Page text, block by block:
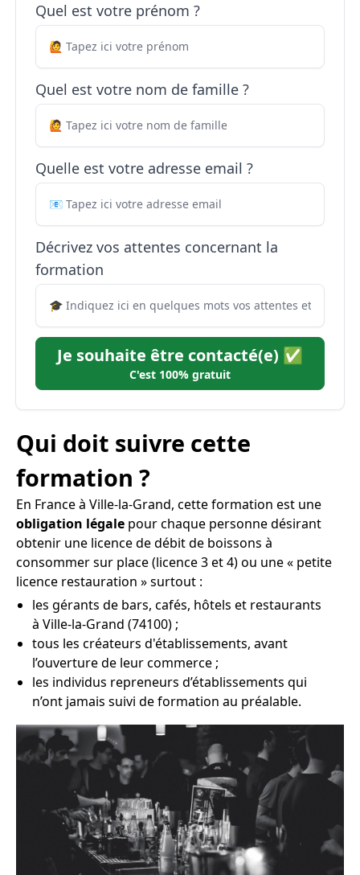
Quel est votre prénom ?
Quel est votre nom de famille ?
Quelle est votre adresse email ?
Décrivez vos attentes concernant la
formation
Je souhaite être contacté(e) ✅
C'est 100% gratuit
Qui doit suivre cette
formation ?
En France à Ville-la-Grand, cette formation est une
obligation légale pour chaque personne désirant
obtenir une licence de débit de boissons à
consommer sur place (licence 3 et 4) ou une « petite
licence restauration » surtout :
les gérants de bars, cafés, hôtels et restaurants
à Ville-la-Grand (74100) ;
tous les créateurs d'établissements, avant
l’ouverture de leur commerce ;
les individus repreneurs d’établissements qui
n’ont jamais suivi de formation au préalable.